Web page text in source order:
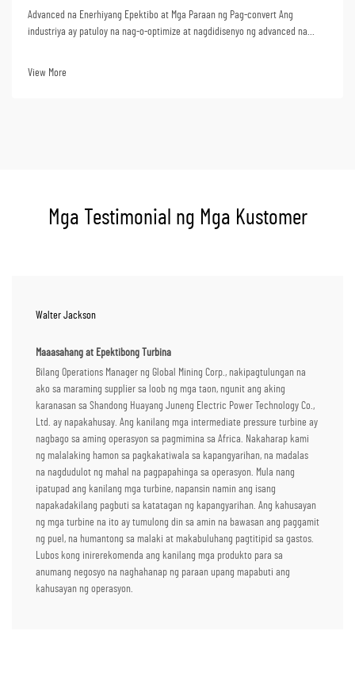
Advanced na Enerhiyang Epektibo at Mga Paraan ng Pag-convert Ang
industriya ay patuloy na nag-o-optimize at nagdidisenyo ng advanced na
View More
Mga Testimonial ng Mga Kustomer
Walter Jackson
Maaasahang at Epektibong Turbina
Bilang Operations Manager ng Global Mining Corp., nakipagtulungan na
ako sa maraming supplier sa loob ng mga taon, ngunit ang aking
karanasan sa Shandong Huayang Juneng Electric Power Technology Co.,
Ltd. ay napakahusay. Ang kanilang mga intermediate pressure turbine ay
nagbago sa aming operasyon sa pagmimina sa Africa. Nakaharap kami
ng malalaking hamon sa pagkakatiwala sa kapangyarihan, na madalas
na nagdudulot ng mahal na pagpapahinga sa operasyon. Mula nang
ipatupad ang kanilang mga turbine, napansin namin ang isang
napakadakilang pagbuti sa katatagan ng kapangyarihan. Ang kahusayan
ng mga turbine na ito ay tumulong din sa amin na bawasan ang paggamit
ng puel, na humantong sa malaki at makabuluhang pagtitipid sa gastos.
Lubos kong inirerekomenda ang kanilang mga produkto para sa
anumang negosyo na naghahanap ng paraan upang mapabuti ang
kahusayan ng operasyon.